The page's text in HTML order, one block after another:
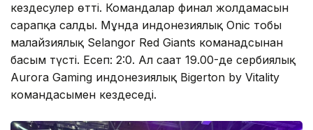
кездесулер өтті. Командалар финал жолдамасын
сарапқа салды. Мұнда индонезиялық Onic тобы
малайзиялық Selangor Red Giants команадсынан
басым түсті. Есеп: 2:0. Ал сағат 19.00-де сербиялық
Aurora Gaming индонезиялық Bigerton by Vitality
командасымен кездеседі.